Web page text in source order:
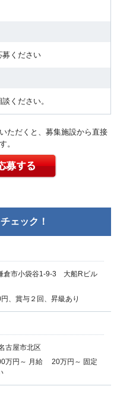
募ください
ください。
ただくと、募集施設から直接
。
ェック！
倉市小袋谷1-9-3 大船Rビル
、賞与２回、昇級あり
古屋市北区
万円～ 月給 20万円～ 固定